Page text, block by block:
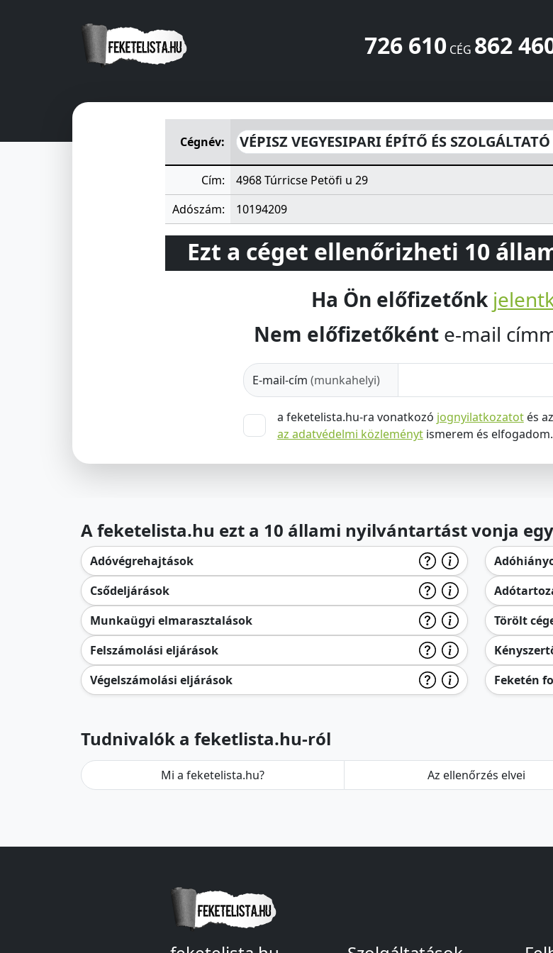
726 610CÉG 862
VÉPISZ VEGYESIPARI ÉPÍTŐ ÉS SZOLGÁLTATÓ SZÖVETKEZETPetöfi u 29
Cégnév:
VÉPISZ VEGYESIPARI ÉPÍTŐ ÉS
Cím:
4968 Túrricse Petöfi u 29
Adószám:
10194209
Ezt a céget ellenőrizheti 10
Ha Ön előfizetőnk
Nem előfizetőként e-mail
E-mail-cím (munkahelyi)
a feketelista.hu-ra vonatkozó jognyilatkozatotés az
az adatvédelmi közleménytismerem és elfogadom.
A feketelista.hu ezt a 10 állami nyilvántartást vonja
Adóvégrehajtások
Csődeljárások
Munkaügyi elmarasztalások
Felszámolási eljárások
Végelszámolási eljárások
Törölt
Feketén
Tudnivalók a feketlista.hu-ról
Mi a feketelista.hu? Az ellenőrzés elvei